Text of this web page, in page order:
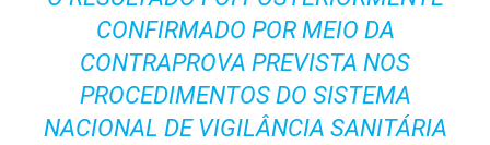
CONFIRMADO POR MEIO DA
CONTRAPROVA PREVISTA NOS
PROCEDIMENTOS DO SISTEMA
NACIONAL DE VIGILÂNCIA SANITÁRIA